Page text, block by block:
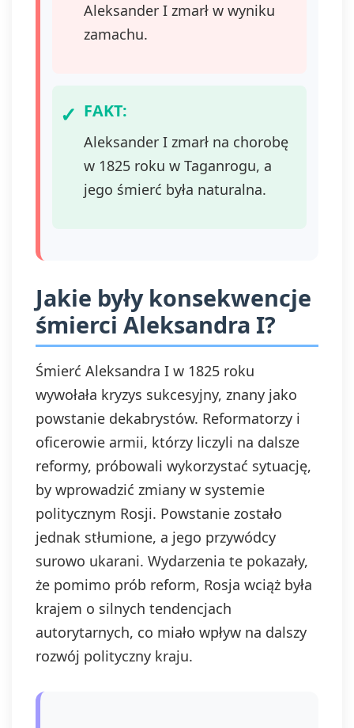
Aleksander I zmarł w wyniku
zamachu.
FAKT:
Aleksander I zmarł na chorobę
w 1825 roku w Taganrogu, a
jego śmierć była naturalna.
Jakie były konsekwencje
śmierci Aleksandra I?
Śmierć Aleksandra I w 1825 roku
wywołała kryzys sukcesyjny, znany jako
powstanie dekabrystów. Reformatorzy i
oficerowie armii, którzy liczyli na dalsze
reformy, próbowali wykorzystać sytuację,
by wprowadzić zmiany w systemie
politycznym Rosji. Powstanie zostało
jednak stłumione, a jego przywódcy
surowo ukarani. Wydarzenia te pokazały,
że pomimo prób reform, Rosja wciąż była
krajem o silnych tendencjach
autorytarnych, co miało wpływ na dalszy
rozwój polityczny kraju.